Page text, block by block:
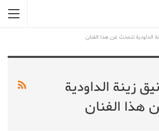
الداودية تتحدث عن هذا الفنان
زينة الداودية
هذا الفنان